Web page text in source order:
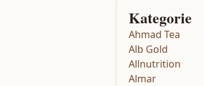
Kategorie
Ahmad Tea
Alb Gold
Allnutrition
Almar